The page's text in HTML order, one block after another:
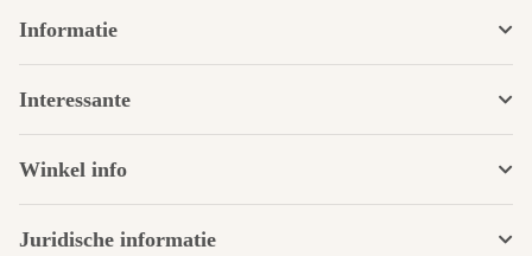
Informatie
Interessante
Winkel info
Juridische informatie